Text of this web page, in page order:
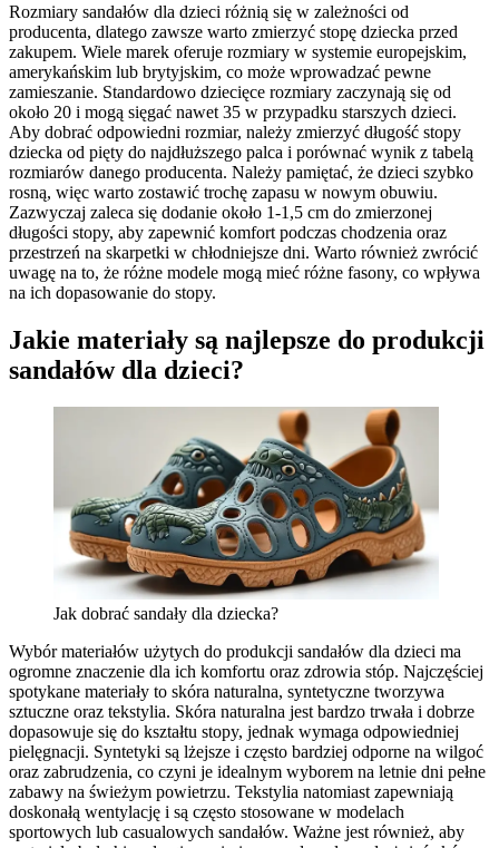
Rozmiary sandałów dla dzieci różnią się w zależności od
producenta, dlatego zawsze warto zmierzyć stopę dziecka przed
zakupem. Wiele marek oferuje rozmiary w systemie europejskim,
amerykańskim lub brytyjskim, co może wprowadzać pewne
zamieszanie. Standardowo dziecięce rozmiary zaczynają się od
około 20 i mogą sięgać nawet 35 w przypadku starszych dzieci.
Aby dobrać odpowiedni rozmiar, należy zmierzyć długość stopy
dziecka od pięty do najdłuższego palca i porównać wynik z tabelą
rozmiarów danego producenta. Należy pamiętać, że dzieci szybko
rosną, więc warto zostawić trochę zapasu w nowym obuwiu.
Zazwyczaj zaleca się dodanie około 1-1,5 cm do zmierzonej
długości stopy, aby zapewnić komfort podczas chodzenia oraz
przestrzeń na skarpetki w chłodniejsze dni. Warto również zwrócić
uwagę na to, że różne modele mogą mieć różne fasony, co wpływa
na ich dopasowanie do stopy.
Jakie materiały są najlepsze do produkcji
sandałów dla dzieci?
Jak dobrać sandały dla dziecka?
Wybór materiałów użytych do produkcji sandałów dla dzieci ma
ogromne znaczenie dla ich komfortu oraz zdrowia stóp. Najczęściej
spotykane materiały to skóra naturalna, syntetyczne tworzywa
sztuczne oraz tekstylia. Skóra naturalna jest bardzo trwała i dobrze
dopasowuje się do kształtu stopy, jednak wymaga odpowiedniej
pielęgnacji. Syntetyki są lżejsze i często bardziej odporne na wilgoć
oraz zabrudzenia, co czyni je idealnym wyborem na letnie dni pełne
zabawy na świeżym powietrzu. Tekstylia natomiast zapewniają
doskonałą wentylację i są często stosowane w modelach
sportowych lub casualowych sandałów. Ważne jest również, aby